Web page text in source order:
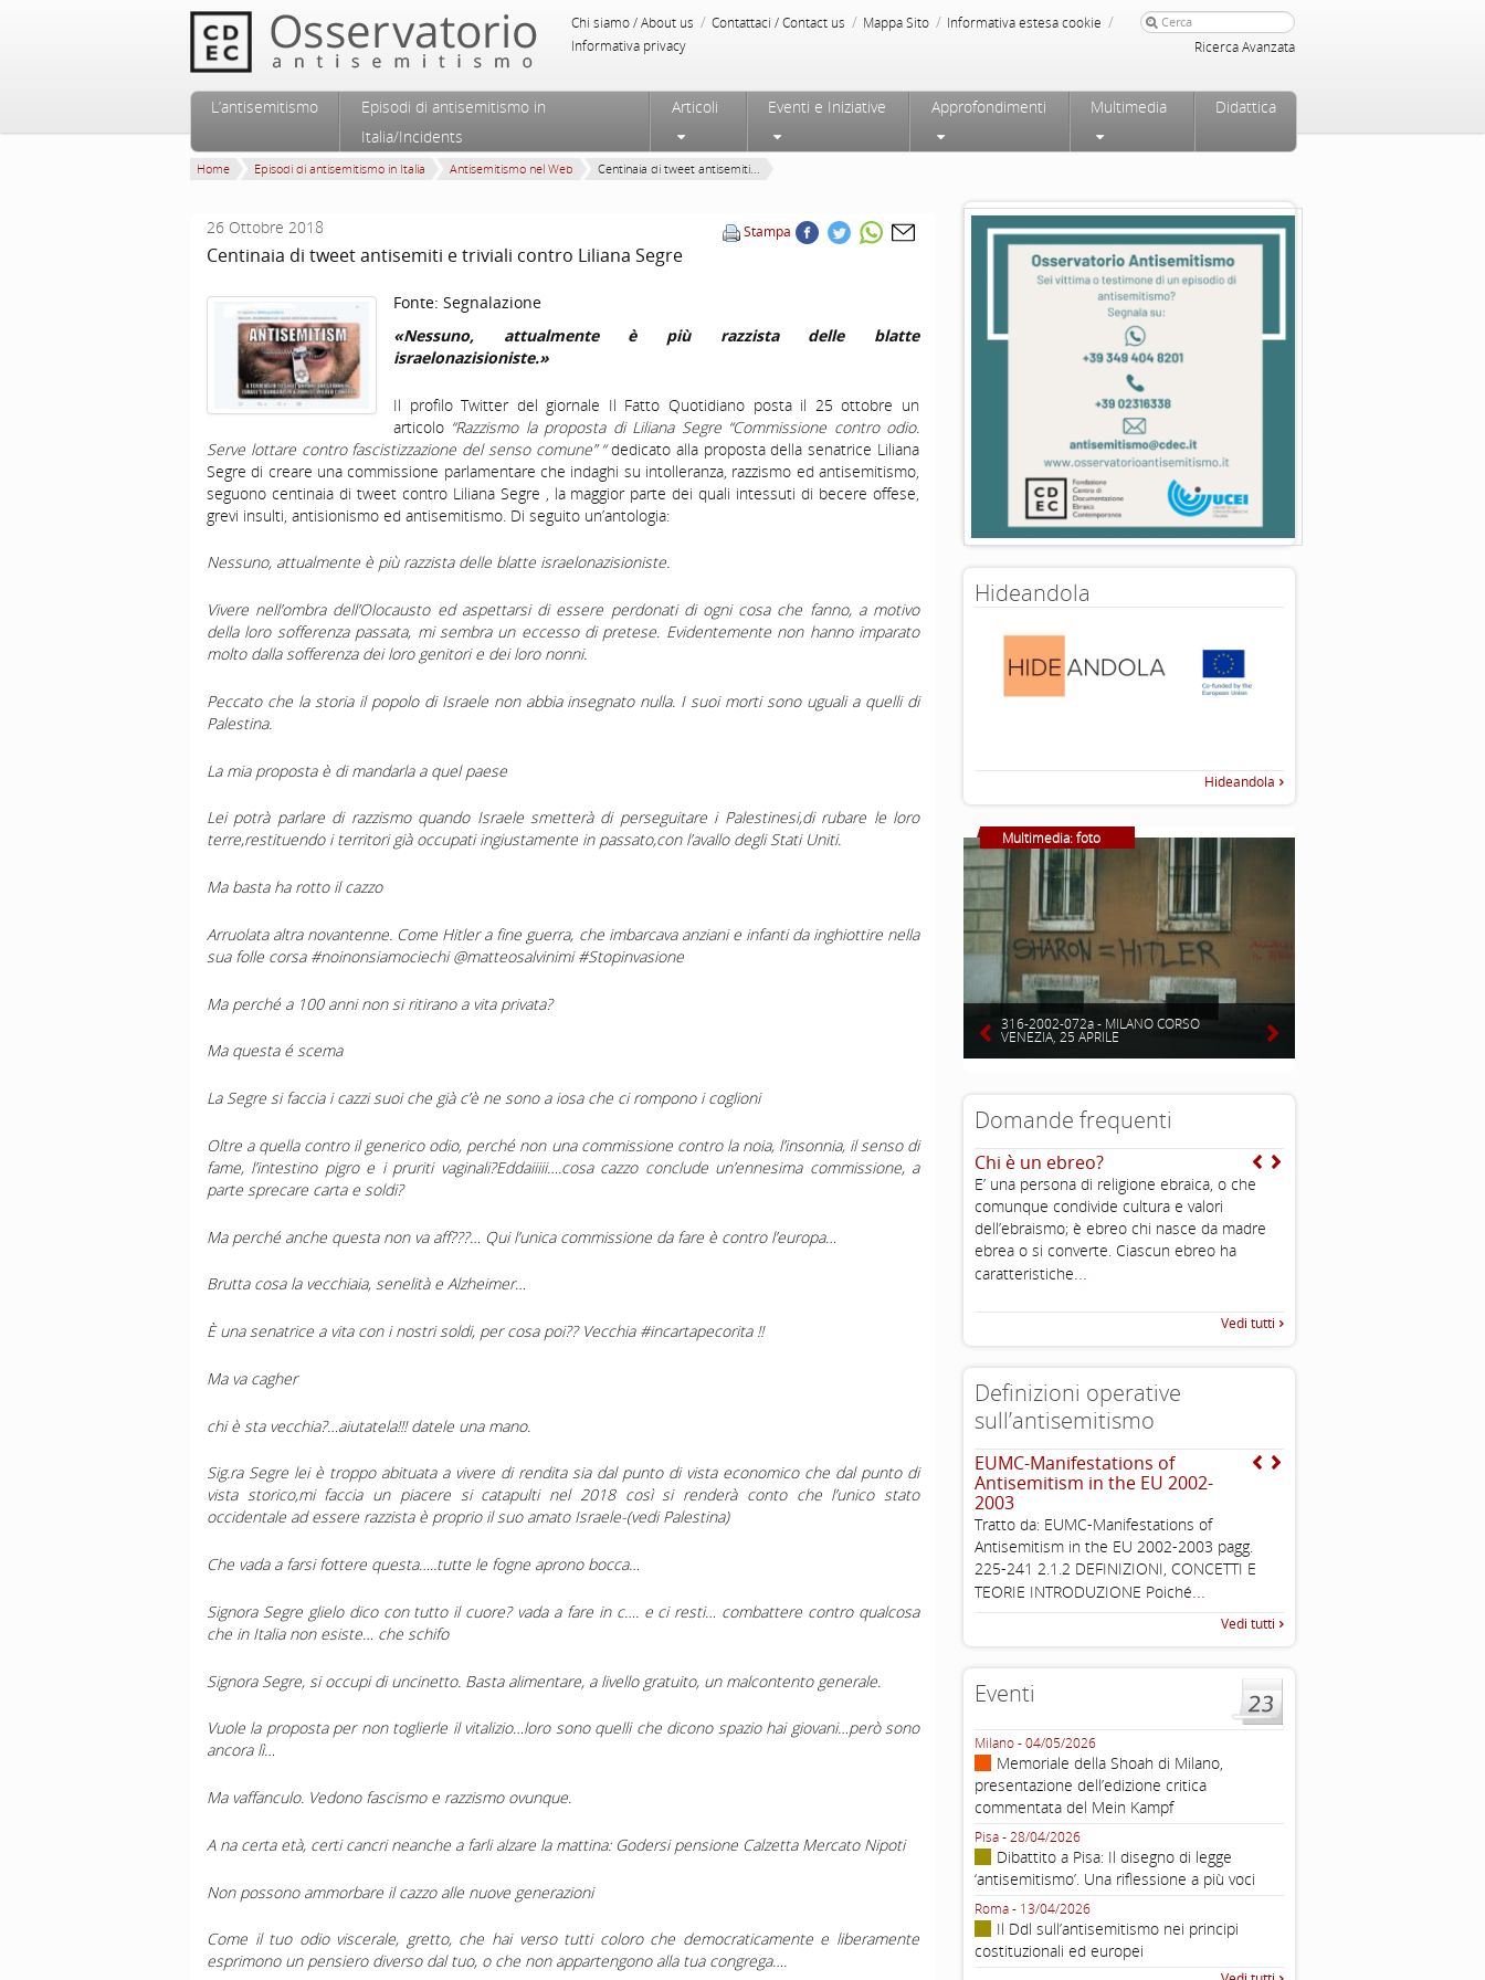
Chi siamo / About us / Contattaci / Contact us / Mappa Sito / Informativa estesa cookie /
Informativa privacy Ricerca Avanzata
Menu principale
Vai al contenuto principale
Vai al contenuto secondario
L’antisemitismo
Episodi di antisemitismo in
Italia/Incidents
Articoli Eventi e Iniziative Approfondimenti Multimedia Didattica
Home Episodi di antisemitismo in Italia Antisemitismo nel Web Centinaia di tweet antisemiti...
Stampa
26 Ottobre 2018
Centinaia di tweet antisemiti e triviali contro Liliana Segre
Fonte: Segnalazione
«Nessuno, attualmente è più razzista delle blatte
israelonazisioniste.»
Il profilo Twitter del giornale Il Fatto Quotidiano posta il 25 ottobre un
articolo “Razzismo la proposta di Liliana Segre “Commissione contro odio.
Serve lottare contro fascistizzazione del senso comune” “dedicato alla proposta della senatrice Liliana
Segre di creare una commissione parlamentare che indaghi su intolleranza, razzismo ed antisemitismo,
seguono centinaia di tweet contro Liliana Segre , la maggior parte dei quali intessuti di becere offese,
grevi insulti, antisionismo ed antisemitismo. Di seguito un’antologia:
Nessuno, attualmente è più razzista delle blatte israelonazisioniste.
Vivere nell’ombra dell’Olocausto ed aspettarsi di essere perdonati di ogni cosa che fanno, a motivo
della loro sofferenza passata, mi sembra un eccesso di pretese. Evidentemente non hanno imparato
molto dalla sofferenza dei loro genitori e dei loro nonni.
Peccato che la storia il popolo di Israele non abbia insegnato nulla. I suoi morti sono uguali a quelli di
Palestina.
La mia proposta è di mandarla a quel paese
Lei potrà parlare di razzismo quando Israele smetterà di perseguitare i Palestinesi,di rubare le loro
terre,restituendo i territori già occupati ingiustamente in passato,con l’avallo degli Stati Uniti.
Ma basta ha rotto il cazzo
Arruolata altra novantenne. Come Hitler a fine guerra, che imbarcava anziani e infanti da inghiottire nella
sua folle corsa #noinonsiamociechi @matteosalvinimi #Stopinvasione
Ma perché a 100 anni non si ritirano a vita privata?
Ma questa é scema
La Segre si faccia i cazzi suoi che già c’è ne sono a iosa che ci rompono i coglioni
Oltre a quella contro il generico odio, perché non una commissione contro la noia, l’insonnia, il senso di
fame, l’intestino pigro e i pruriti vaginali?Eddaiiiii….cosa cazzo conclude un’ennesima commissione, a
parte sprecare carta e soldi?
Ma perché anche questa non va aff???… Qui l’unica commissione da fare è contro l’europa…
Brutta cosa la vecchiaia, senelità e Alzheimer…
È una senatrice a vita con i nostri soldi, per cosa poi?? Vecchia #incartapecorita !!
Ma va cagher
chi è sta vecchia?…aiutatela!!! datele una mano.
Sig.ra Segre lei è troppo abituata a vivere di rendita sia dal punto di vista economico che dal punto di
vista storico,mi faccia un piacere si catapulti nel 2018 così si renderà conto che l’unico stato
occidentale ad essere razzista è proprio il suo amato Israele-(vedi Palestina)
Che vada a farsi fottere questa…..tutte le fogne aprono bocca…
Signora Segre glielo dico con tutto il cuore? vada a fare in c…. e ci resti… combattere contro qualcosa
che in Italia non esiste… che schifo
Signora Segre, si occupi di uncinetto. Basta alimentare, a livello gratuito, un malcontento generale.
Vuole la proposta per non toglierle il vitalizio…loro sono quelli che dicono spazio hai giovani…però sono
ancora lì…
Ma vaffanculo. Vedono fascismo e razzismo ovunque.
A na certa età, certi cancri neanche a farli alzare la mattina: Godersi pensione Calzetta Mercato Nipoti
Non possono ammorbare il cazzo alle nuove generazioni
Come il tuo odio viscerale, gretto, che hai verso tutti coloro che democraticamente e liberamente
esprimono un pensiero diverso dal tuo, o che non appartengono alla tua congrega….
Hideandola
Hideandola
Multimedia: foto
316-2002-072a - MILANO CORSO
VENEZIA, 25 APRILE
Domande frequenti
Chi è un ebreo?
E’ una persona di religione ebraica, o che
comunque condivide cultura e valori
dell’ebraismo; è ebreo chi nasce da madre
ebrea o si converte. Ciascun ebreo ha
caratteristiche...
Vedi tutti
Definizioni operative
sull’antisemitismo
EUMC-Manifestations of
Antisemitism in the EU 2002-
2003
Tratto da: EUMC-Manifestations of
Antisemitism in the EU 2002-2003 pagg.
225-241 2.1.2 DEFINIZIONI, CONCETTI E
TEORIE INTRODUZIONE Poiché...
Vedi tutti
Eventi
Milano - 04/05/2026
Memoriale della Shoah di Milano,
presentazione dell’edizione critica
commentata del Mein Kampf
Pisa - 28/04/2026
Dibattito a Pisa: Il disegno di legge
‘antisemitismo’. Una riflessione a più voci
Roma - 13/04/2026
Il Ddl sull’antisemitismo nei principi
costituzionali ed europei